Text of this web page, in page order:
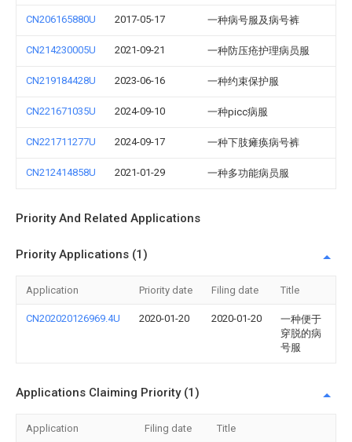
CN206165880U 2017-05-17 一种病号服及病号裤
CN214230005U 2021-09-21 一种防压疮护理病员服
CN219184428U 2023-06-16 一种约束保护服
CN221671035U 2024-09-10 一种picc病服
CN221711277U 2024-09-17 一种下肢瘫痪病号裤
CN212414858U 2021-01-29 一种多功能病员服
Priority And Related Applications
Priority Applications (1)
Application Priority date Filing date Title
CN202020126969.4U 2020-01-20 2020-01-20
一种便于
穿脱的病
号服
Applications Claiming Priority (1)
Application Filing date Title